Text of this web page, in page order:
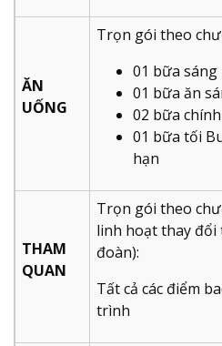
ĂN
UỐNG
Trọn gói theo
01 bữa
01 bữa ăn
02 bữa chính
01 bữa tối
hạn
THAM
QUAN
Trọn gói theo
linh hoạt thay đổi
đoàn):
Tất cả các điểm
trình